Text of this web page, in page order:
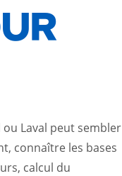
Laval peut sembler
connaître les bases
calcul du